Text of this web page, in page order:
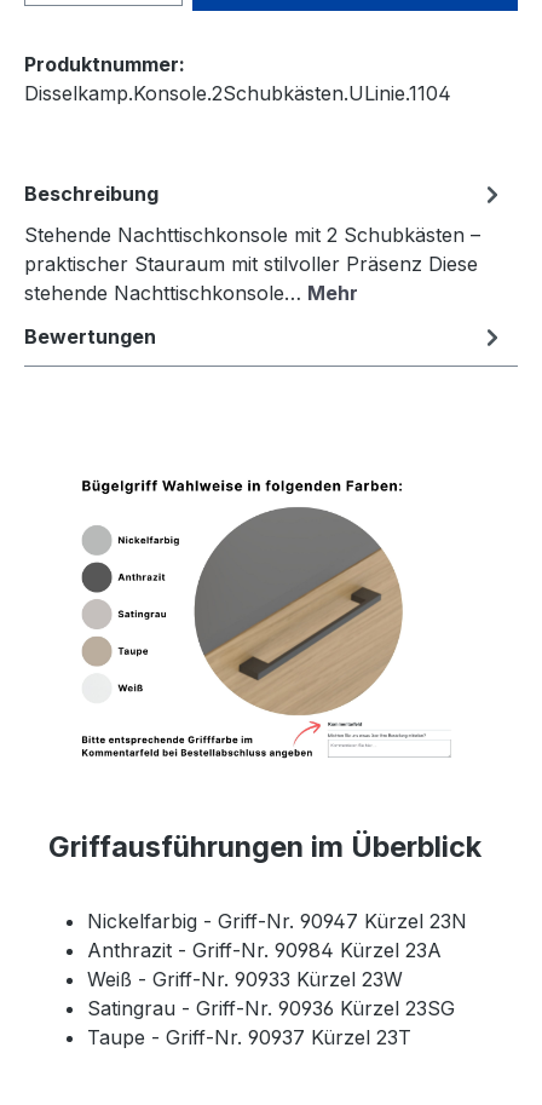
Produktnummer:
Disselkamp.Konsole.2Schubkästen.ULinie.1104
Beschreibung
Stehende Nachttischkonsole mit 2 Schubkästen –
praktischer Stauraum mit stilvoller Präsenz Diese
stehende Nachttischkonsole… Mehr
Bewertungen
Griffausführungen im Überblick
Nickelfarbig - Griff-Nr. 90947 Kürzel 23N
Anthrazit - Griff-Nr. 90984 Kürzel 23A
Weiß - Griff-Nr. 90933 Kürzel 23W
Satingrau - Griff-Nr. 90936 Kürzel 23SG
Taupe - Griff-Nr. 90937 Kürzel 23T